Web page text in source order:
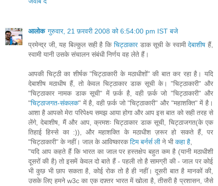
आलोक गुरुवार, 21 फ़रवरी 2008 को 6:54:00 pm IST बजे
प्रमेन्द्र जी, यह बिल्कुल सही है कि चिट्ठाकारडाक सूची के स्वामीदेबाशीष हैं,
स्वामी यानी उसके संचालन संबंधी निर्णय वह लेते हैं।
आपकी चिट्ठी का शीर्षक "चिट्ठाकारी के मठाधीशों" की बात कर रहा है। यदि
देबाशीष मठाधीष हैं, तो केवल चिट्ठाकार डाक सूची के। "चिट्ठाकारी" और
"चिट्ठाकार नामक डाक सूची" में फ़र्क है, वही फ़र्क जो "चिट्ठाकारी" और
"चिट्ठाजगत-संकलक" में है, वही फ़र्क जो "चिट्ठाकारी" और "महाशक्ति" में है।
आशा है आपको मेरा परिपेक्ष्य समझ आया होगा और आप इस बात को सही तरह से
लेंगे, देबाशीष, मैं और आप, क्रमशः चिट्ठाकार डाक सूची, चिट्ठाजगत(के एक
तिहाई हिस्से का :)), और महाशक्ति के मठाधीश ज़रूर हो सकते हैं, पर
"चिट्ठाकारी" के नहीं। जाल के आविष्कारकटिम बर्नर्स लीने भीकहा है,
"यदि आप कहते हैं कि भारत का जाल पर हस्तक्षेप बहुत कम है (यानी मठाधीशी
दूसरों की है) तो इसमें केवल दो बाते हैं - पहली तो है सामग्री की - जाल पर कोई
भी कुछ भी छाप सकता है, कोई रोक तो है ही नहीं। दूसरी बात है मानकों की,
उसके लिए हमने w3c का एक दफ़्तर भारत में खोला है, तीसरी है प्रशासन, जैसे